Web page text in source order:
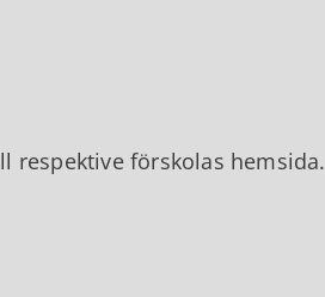
respektive förskolas hemsida.